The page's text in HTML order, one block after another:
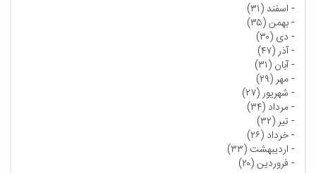
- اسفند (۳۱)
-بهمن (۳۵)
- دی (۳۰)
-آذر (۴۷)
-آبان (۳۱)
-مهر (۲۹)
- شهریور (۲۷)
-مرداد (۳۴)
-تیر (۳۲)
-خرداد (۲۶)
- اردیبهشت (۳۳)
- فروردین (۲۰)